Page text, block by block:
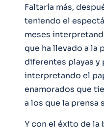
Faltaría más,
teniendo el
meses
que ha llevado a la
diferentes playas y
interpretando el
enamorados que
a los que la prensa
Y con el éxito de la